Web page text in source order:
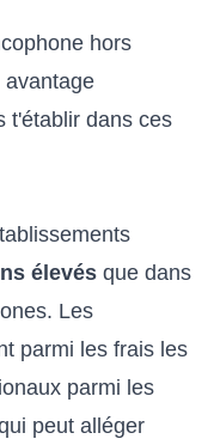
hors
avantage
t'établir dans ces
élevés que dans
Les
parmi les frais les
parmi les
peut alléger